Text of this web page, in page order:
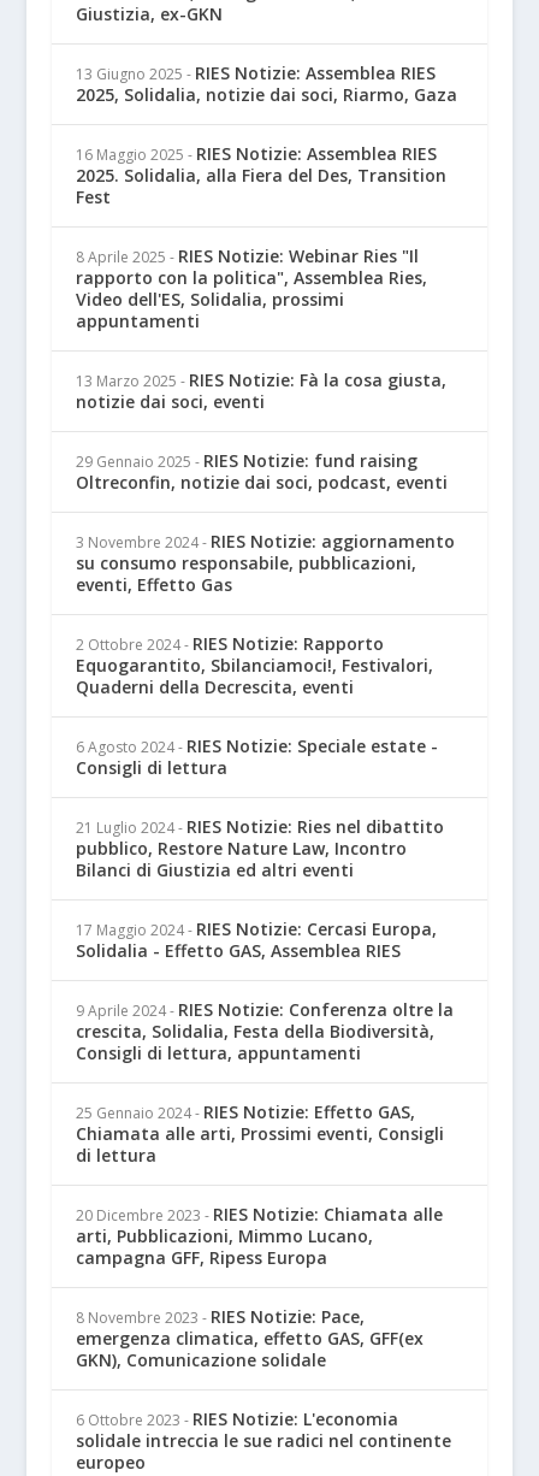
Giustizia, ex-GKN
13 Giugno 2025 - RIES Notizie: Assemblea RIES
2025, Solidalia, notizie dai soci, Riarmo, Gaza
16 Maggio 2025 - RIES Notizie: Assemblea RIES
2025. Solidalia, alla Fiera del Des, Transition
Fest
8 Aprile 2025 - RIES Notizie: Webinar Ries "Il
rapporto con la politica", Assemblea Ries,
Video dell'ES, Solidalia, prossimi
appuntamenti
13 Marzo 2025 - RIES Notizie: Fà la cosa giusta,
notizie dai soci, eventi
29 Gennaio 2025 - RIES Notizie: fund raising
Oltreconfin, notizie dai soci, podcast, eventi
3 Novembre 2024 - RIES Notizie: aggiornamento
su consumo responsabile, pubblicazioni,
eventi, Effetto Gas
2 Ottobre 2024 - RIES Notizie: Rapporto
Equogarantito, Sbilanciamoci!, Festivalori,
Quaderni della Decrescita, eventi
6 Agosto 2024 - RIES Notizie: Speciale estate -
Consigli di lettura
21 Luglio 2024 - RIES Notizie: Ries nel dibattito
pubblico, Restore Nature Law, Incontro
Bilanci di Giustizia ed altri eventi
17 Maggio 2024 - RIES Notizie: Cercasi Europa,
Solidalia - Effetto GAS, Assemblea RIES
9 Aprile 2024 - RIES Notizie: Conferenza oltre la
crescita, Solidalia, Festa della Biodiversità,
Consigli di lettura, appuntamenti
25 Gennaio 2024 - RIES Notizie: Effetto GAS,
Chiamata alle arti, Prossimi eventi, Consigli
di lettura
20 Dicembre 2023 - RIES Notizie: Chiamata alle
arti, Pubblicazioni, Mimmo Lucano,
campagna GFF, Ripess Europa
8 Novembre 2023 - RIES Notizie: Pace,
emergenza climatica, effetto GAS, GFF(ex
GKN), Comunicazione solidale
6 Ottobre 2023 - RIES Notizie: L'economia
solidale intreccia le sue radici nel continente
europeo